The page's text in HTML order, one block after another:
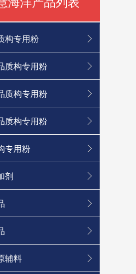
构专用粉
质构专用粉
质构专用粉
质构专用粉
专用粉
剂
辅料